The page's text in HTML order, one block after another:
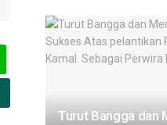
Turut Bangga dan